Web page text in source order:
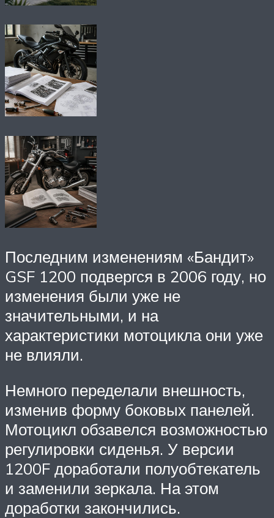
Последним изменениям «Бандит»
GSF 1200 подвергся в 2006 году, но
изменения были уже не
значительными, и на
характеристики мотоцикла они уже
не влияли.
Немного переделали внешность,
изменив форму боковых панелей.
Мотоцикл обзавелся возможностью
регулировки сиденья. У версии
1200F доработали полуобтекатель
и заменили зеркала. На этом
доработки закончились.